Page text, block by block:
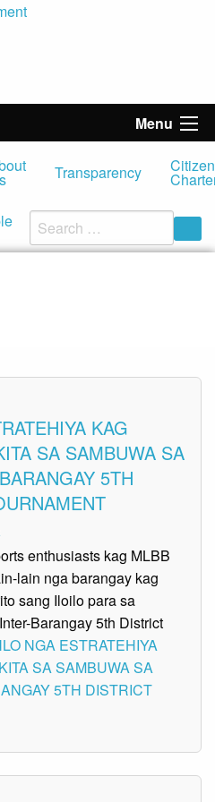
Menu
Transparency
KAG
SA SAMBUWA SA
5TH
enthusiasts kag MLBB
lain nga barangay kag
sang Iloilo para sa
Barangay 5th District
NGA ESTRATEHIYA
SA SAMBUWA SA
5TH DISTRICT